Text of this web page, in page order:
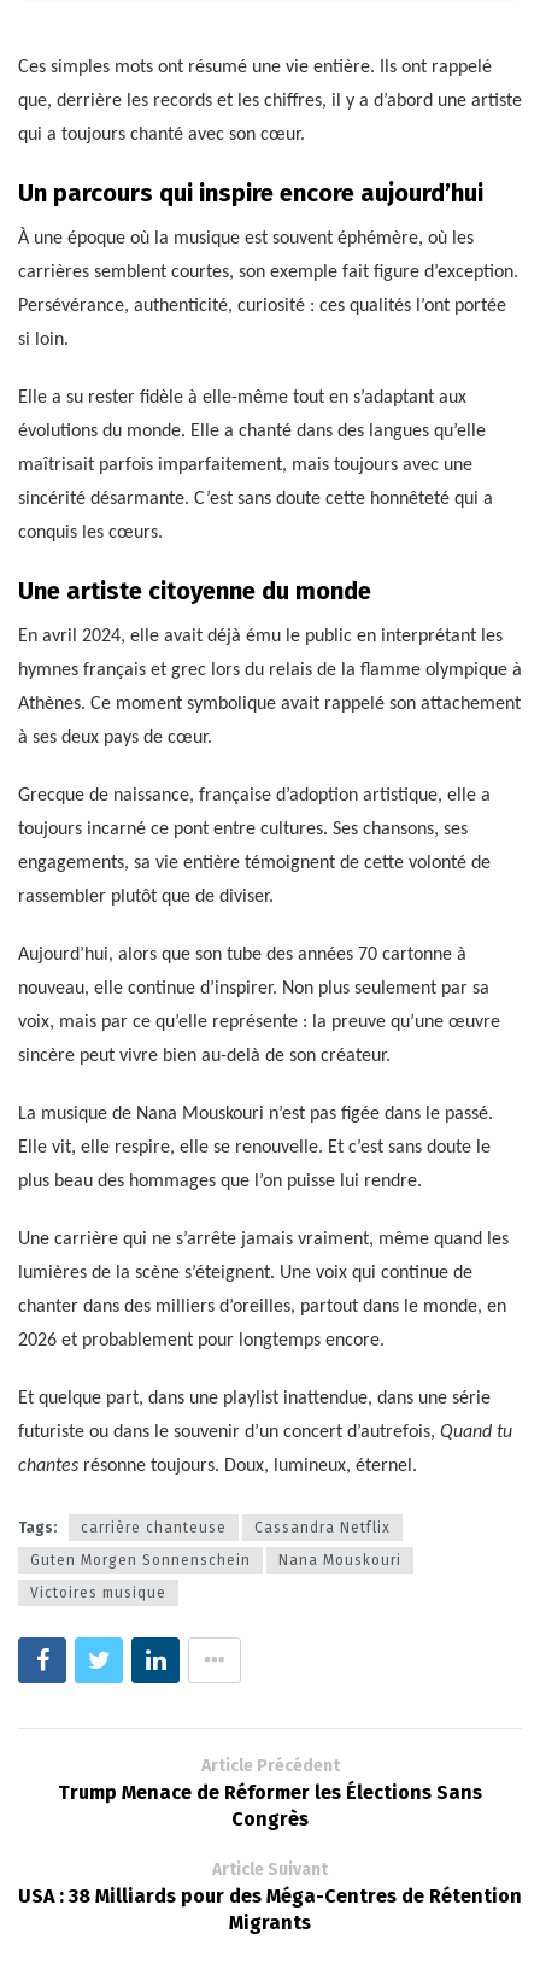
Ces simples mots ont résumé une vie entière. Ils ont rappelé
que, derrière les records et les chiffres, il y a d’abord une artiste
qui a toujours chanté avec son cœur.
Un parcours qui inspire encore aujourd’hui
À une époque où la musique est souvent éphémère, où les
carrières semblent courtes, son exemple fait figure d’exception.
Persévérance, authenticité, curiosité : ces qualités l’ont portée
si loin.
Elle a su rester fidèle à elle-même tout en s’adaptant aux
évolutions du monde. Elle a chanté dans des langues qu’elle
maîtrisait parfois imparfaitement, mais toujours avec une
sincérité désarmante. C’est sans doute cette honnêteté qui a
conquis les cœurs.
Une artiste citoyenne du monde
En avril 2024, elle avait déjà ému le public en interprétant les
hymnes français et grec lors du relais de la flamme olympique à
Athènes. Ce moment symbolique avait rappelé son attachement
à ses deux pays de cœur.
Grecque de naissance, française d’adoption artistique, elle a
toujours incarné ce pont entre cultures. Ses chansons, ses
engagements, sa vie entière témoignent de cette volonté de
rassembler plutôt que de diviser.
Aujourd’hui, alors que son tube des années 70 cartonne à
nouveau, elle continue d’inspirer. Non plus seulement par sa
voix, mais par ce qu’elle représente : la preuve qu’une œuvre
sincère peut vivre bien au-delà de son créateur.
La musique de Nana Mouskouri n’est pas figée dans le passé.
Elle vit, elle respire, elle se renouvelle. Et c’est sans doute le
plus beau des hommages que l’on puisse lui rendre.
Une carrière qui ne s’arrête jamais vraiment, même quand les
lumières de la scène s’éteignent. Une voix qui continue de
chanter dans des milliers d’oreilles, partout dans le monde, en
2026 et probablement pour longtemps encore.
Et quelque part, dans une playlist inattendue, dans une série
futuriste ou dans le souvenir d’un concert d’autrefois, Quand tu
chantes résonne toujours. Doux, lumineux, éternel.
Tags: carrière chanteuse
Cassandra Netflix
Guten Morgen Sonnenschein
Nana Mouskouri
Victoires musique
Article Précédent
Trump Menace de Réformer les Élections Sans
Congrès
Article Suivant
USA : 38 Milliards pour des Méga-Centres de Rétention
Migrants